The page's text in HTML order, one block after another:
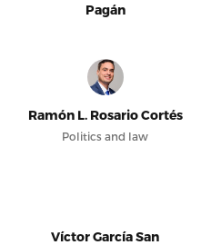
Pagán
Ramón L. Rosario Cortés
Politics and law
Víctor García San